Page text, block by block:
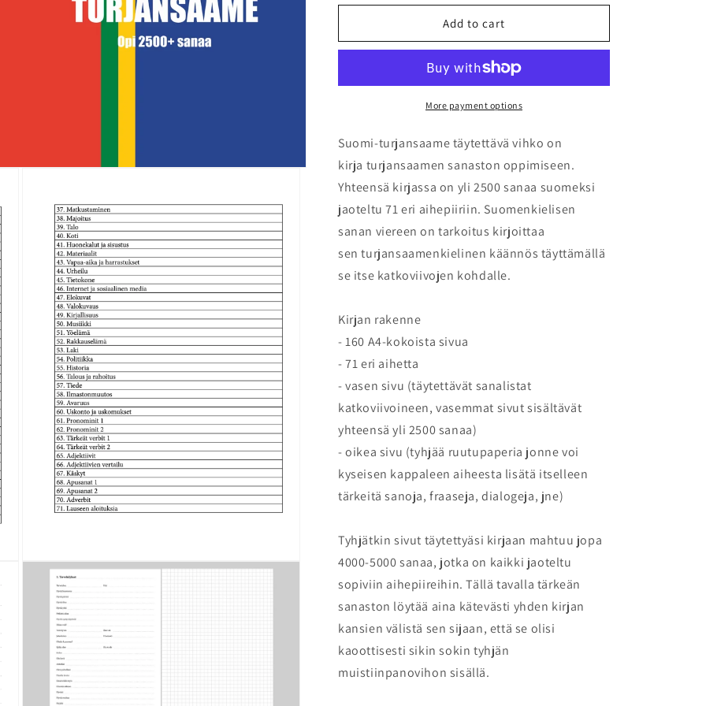
Open
for
turjansaame
for
Suomi-
turjansaame
täytettävä
vihko
Add to cart
More payment options
Suomi-turjansaame täytettävä vihko on
kirja turjansaamen sanaston oppimiseen.
Yhteensä kirjassa on yli 2500 sanaa suomeksi
jaoteltu 71 eri aihepiiriin. Suomenkielisen
sanan viereen on tarkoitus kirjoittaa
sen turjansaamenkielinen käännös täyttämällä
se itse katkoviivojen kohdalle.
Kirjan rakenne
- 160 A4-kokoista sivua
- 71 eri aihetta
- vasen sivu (täytettävät sanalistat
katkoviivoineen, vasemmat sivut sisältävät
yhteensä yli 2500 sanaa)
- oikea sivu (tyhjää ruutupaperia jonne voi
kyseisen kappaleen aiheesta lisätä itselleen
tärkeitä sanoja, fraaseja, dialogeja, jne)
Tyhjätkin sivut täytettyäsi kirjaan mahtuu jopa
4000-5000 sanaa, jotka on kaikki jaoteltu
sopiviin aihepiireihin. Tällä tavalla tärkeän
sanaston löytää aina kätevästi yhden kirjan
kansien välistä sen sijaan, että se olisi
kaoottisesti sikin sokin tyhjän
muistiinpanovihon sisällä.